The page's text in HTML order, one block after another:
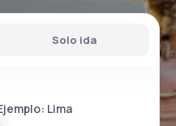
Solo ida